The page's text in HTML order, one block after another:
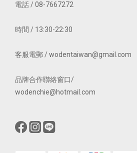
電話 / 08-7667272
時間 / 13:30-22:30
客服電郵 / wodentaiwan@gmail.com
品牌合作聯絡窗口/
wodenchie@hotmail.com